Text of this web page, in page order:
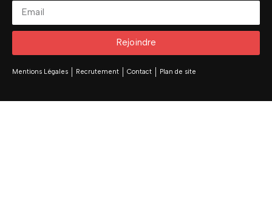
Rejoindre
Mentions Légales Recrutement Contact Plan de site